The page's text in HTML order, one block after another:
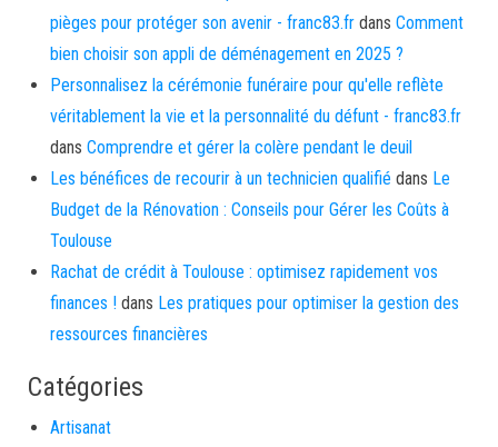
pièges pour protéger son avenir - franc83.fr dans Comment
bien choisir son appli de déménagement en 2025 ?
Personnalisez la cérémonie funéraire pour qu'elle reflète
véritablement la vie et la personnalité du défunt - franc83.fr
dans Comprendre et gérer la colère pendant le deuil
Les bénéfices de recourir à un technicien qualifié dans Le
Budget de la Rénovation : Conseils pour Gérer les Coûts à
Toulouse
Rachat de crédit à Toulouse : optimisez rapidement vos
finances ! dans Les pratiques pour optimiser la gestion des
ressources financières
Catégories
Artisanat